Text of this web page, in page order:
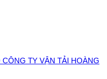
TY VẬN TẢI HOÀNG